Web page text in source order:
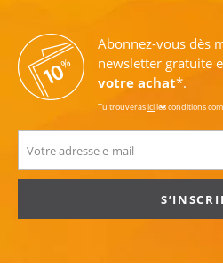
Abonnez-vous dès
newsletter gratuite
votre achat*.
Tu trouverasiciles conditions